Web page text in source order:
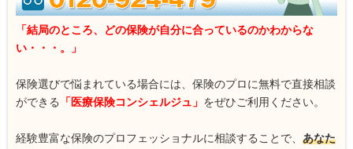
「結局のところ、どの保険が自分に合っているのかわからな
い・・・。」
保険選びで悩まれている場合には、保険のプロに無料で直接相談
ができる
「医療保険コンシェルジュ」 をぜひご利用ください。
経験豊富な保険のプロフェッショナルに相談することで、 あなた